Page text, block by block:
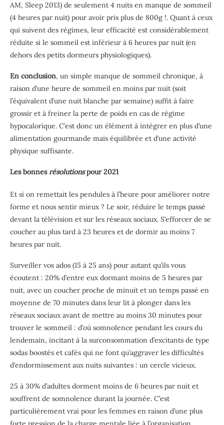
AM, Sleep 2013) de seulement 4 nuits en manque de sommeil
(4 heures par nuit) pour avoir pris plus de 800g !. Quant à ceux
qui suivent des régimes, leur efficacité est considérablement
réduite si le sommeil est inférieur à 6 heures par nuit (en
dehors des petits dormeurs physiologiques).
En conclusion, un simple manque de sommeil chronique, à
raison d’une heure de sommeil en moins par nuit (soit
l’équivalent d’une nuit blanche par semaine) suffit à faire
grossir et à freiner la perte de poids en cas de régime
hypocalorique. C’est donc un élément à intégrer en plus d’une
alimentation gourmande mais équilibrée et d’une activité
physique suffisante.
Les bonnesrésolutionspour 2021
Et si on remettait les pendules à l’heure pour améliorer notre
forme et nous sentir mieux ? Le soir, réduire le temps passé
devant la télévision et sur les réseaux sociaux. S’efforcer de se
coucher au plus tard à 23 heures et de dormir au moins 7
heures par nuit.
Surveiller vos ados (15 à 25 ans) pour autant qu’ils vous
écoutent : 20% d’entre eux dormant moins de 5 heures par
nuit, avec un coucher proche de minuit et un temps passé en
moyenne de 70 minutes dans leur lit à plonger dans les
réseaux sociaux avant de mettre au moins 30 minutes pour
trouver le sommeil : d’où somnolence pendant les cours du
lendemain, incitant à la surconsommation d’excitants de type
sodas boostés et cafés qui ne font qu’aggraver les difficultés
d’endormissement aux nuits suivantes : un cercle vicieux.
25 à 30% d’adultes dorment moins de 6 heures par nuit et
souffrent de somnolence durant la journée. C’est
particulièrement vrai pour les femmes en raison d’une plus